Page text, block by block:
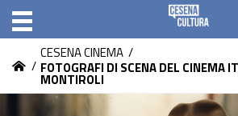
/
CESENA CINEMA /
FOTOGRAFI DI SCENA DEL CINEMA
MONTIROLI